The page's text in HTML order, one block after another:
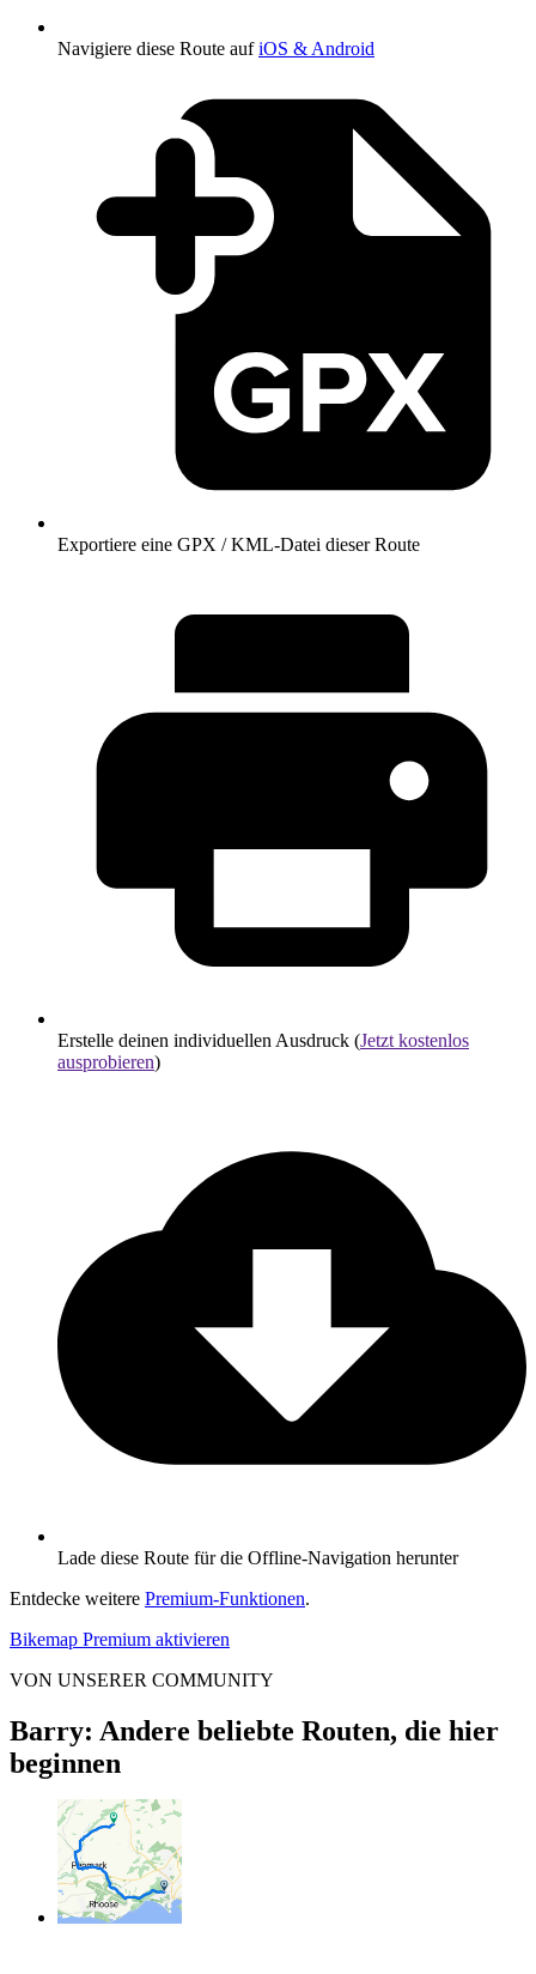
Navigiere diese Route aufiOS & Android
Exportiere eine GPX / KML-Datei dieser Route
Erstelle deinen individuellen Ausdruck (Jetzt kostenlos
ausprobieren)
Lade diese Route für die Offline-Navigation herunter
Entdecke weitere Premium-Funktionen.
Bikemap Premium aktivieren
VON UNSERER COMMUNITY
Barry: Andere beliebte Routen, die hier
beginnen